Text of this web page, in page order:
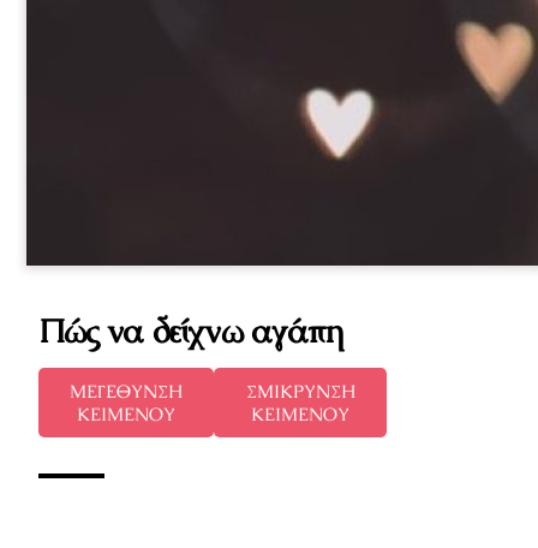
Πώς να δείχνω αγάπη
ΜΕΓΕΘΥΝΣΗ
ΚΕΙΜΕΝΟΥ
ΣΜΙΚΡΥΝΣΗ
ΚΕΙΜΕΝΟΥ